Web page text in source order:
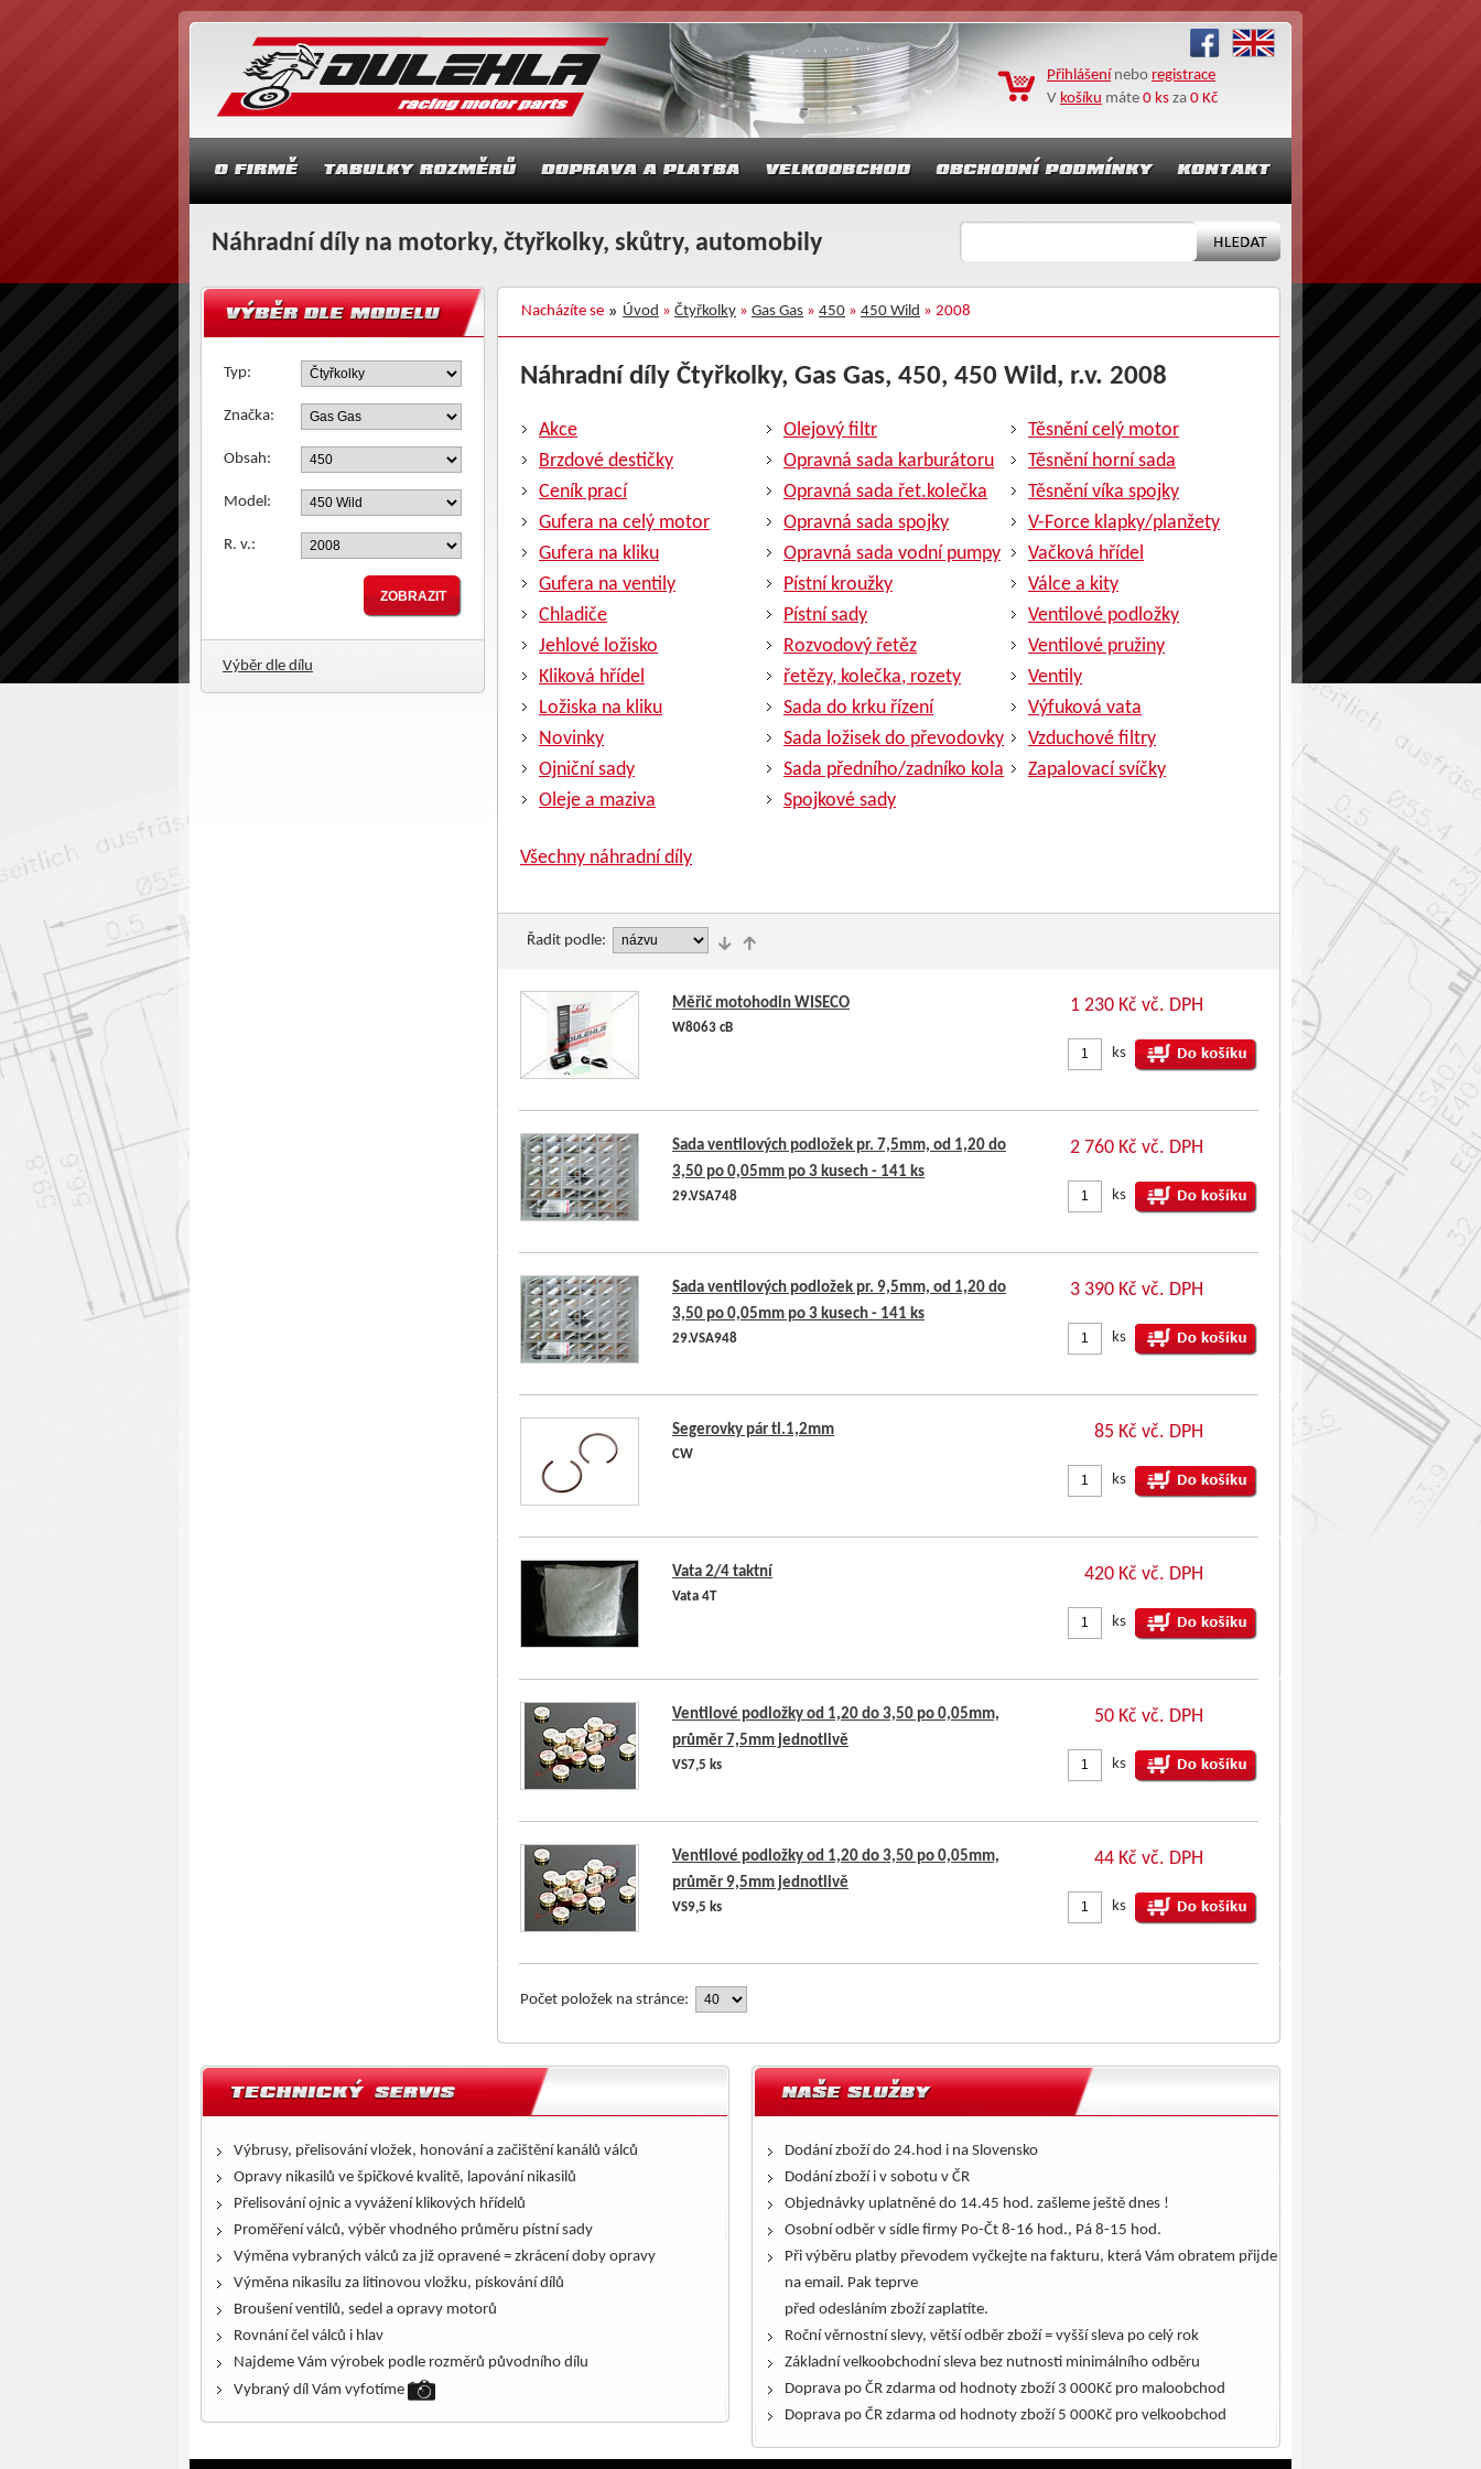
Přihlášení nebo registrace
V košíku máte 0 ks za 0 Kč
Náhradní díly na motorky, čtyřkolky, skůtry, automobily
Nacházíte se Úvod » Čtyřkolky » Gas Gas » 450 » 450 Wild » 2008
Typ:
Značka:
Obsah:
Model:
R. v.:
Výběr dle dílu
Náhradní díly Čtyřkolky, Gas Gas, 450, 450 Wild, r.v. 2008
Akce Olejový filtr
Těsnění celý motor
Brzdové destičky
Opravná sada karburátoru
Těsnění horní sada
Ceník prací
Opravná sada řet.kolečka
Těsnění víka spojky
Gufera na celý motor
Opravná sada spojky
V-Force klapky/planžety
Gufera na kliku
Opravná sada vodní pumpy
Vačková hřídel
Gufera na ventily
Pístní kroužky
Válce a kity
Chladiče
Pístní sady
Ventilové podložky
Jehlové ložisko
Rozvodový řetěz
Ventilové pružiny
Kliková hřídel
řetězy, kolečka, rozety
Ventily
Ložiska na kliku
Sada do krku řízení
Výfuková vata
Novinky
Sada ložisek do převodovky
Vzduchové filtry
Ojniční sady
Sada předního/zadníko kola
Zapalovací svíčky
Oleje a maziva
Spojkové sady
Všechny náhradní díly
Řadit podle:
Měřič motohodin WISECO
W8063 cB
1 230 Kč vč. DPH
ks
Sada ventilových podložek pr. 7,5mm, od 1,20 do
3,50 po 0,05mm po 3 kusech - 141 ks
29.VSA748
2 760 Kč vč. DPH
ks
Sada ventilových podložek pr. 9,5mm, od 1,20 do
3,50 po 0,05mm po 3 kusech - 141 ks
29.VSA948
3 390 Kč vč. DPH
ks
Segerovky pár tl.1,2mm
CW
85 Kč vč. DPH
ks
Vata 2/4 taktní
Vata 4T
420 Kč vč. DPH
ks
Ventilové podložky od 1,20 do 3,50 po 0,05mm,
průměr 7,5mm jednotlivě
VS7,5 ks
50 Kč vč. DPH
ks
Ventilové podložky od 1,20 do 3,50 po 0,05mm,
průměr 9,5mm jednotlivě
VS9,5 ks
44 Kč vč. DPH
ks
Počet položek na stránce:
Výbrusy, přelisování vložek, honování a začištění kanálů válců
Opravy nikasilů ve špičkové kvalitě, lapování nikasilů
Přelisování ojnic a vyvážení klikových hřídelů
Proměření válců, výběr vhodného průměru pístní sady
Výměna vybraných válců za již opravené = zkrácení doby opravy
Výměna nikasilu za litinovou vložku, pískování dílů
Broušení ventilů, sedel a opravy motorů
Rovnání čel válců i hlav
Najdeme Vám výrobek podle rozměrů původního dílu
Vybraný díl Vám vyfotíme
Dodání zboží do 24.hod i na Slovensko
Dodání zboží i v sobotu v ČR
Objednávky uplatněné do 14.45 hod. zašleme ještě dnes !
Osobní odběr v sídle firmy Po-Čt 8-16 hod., Pá 8-15 hod.
Při výběru platby převodem vyčkejte na fakturu, která Vám obratem přijde
na email. Pak teprve
před odesláním zboží zaplatíte.
Roční věrnostní slevy, větší odběr zboží = vyšší sleva po celý rok
Základní velkoobchodní sleva bez nutnosti minimálního odběru
Doprava po ČR zdarma od hodnoty zboží 3 000Kč pro maloobchod
Doprava po ČR zdarma od hodnoty zboží 5 000Kč pro velkoobchod